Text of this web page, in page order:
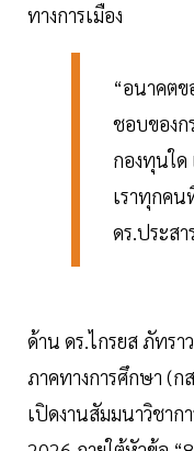
ทางการเมือง
“อนาคตข
ชอบของก
กองทุนใ
เราทุกค
ดร.ประสา
ด้าน ดร.ไกรยส ภัทร
ภาคทางการศึกษา (ก
เปิดงานสัมมนาวิชาก